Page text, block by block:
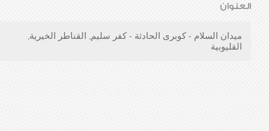
العنوان
ميدان السلام - كوبرى الحادثة - كفر سليم, القناطر الخيرية,
القليوبية